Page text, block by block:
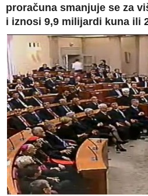
proračuna smanjuje se za
i iznosi 9,9 milijardi kuna ili